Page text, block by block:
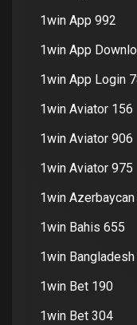
1win App 992
1win App
1win App Login
1win Aviator 156
1win Aviator 906
1win Aviator 975
1win
1win Bahis 655
1win
1win Bet 190
1win Bet 304